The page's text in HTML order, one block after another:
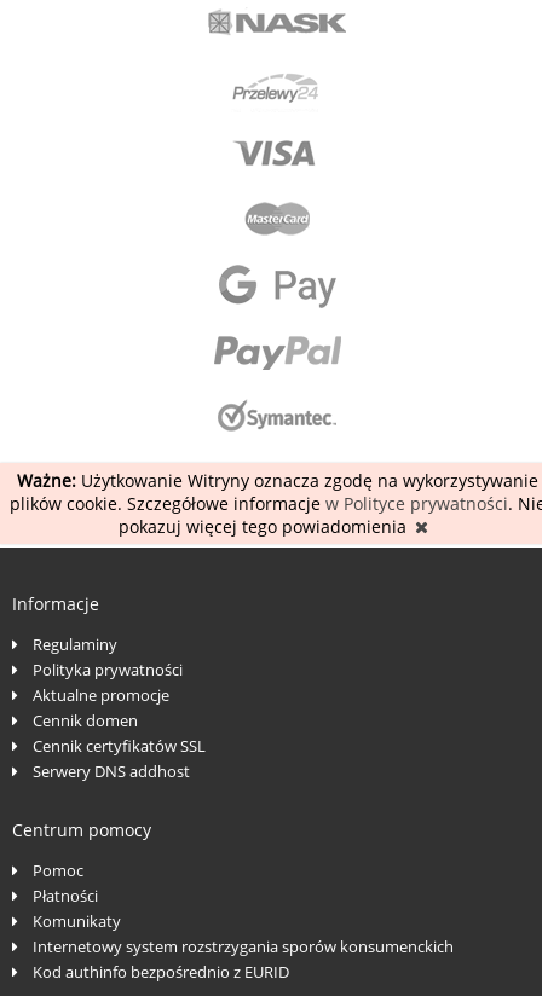
Ważne:Użytkowanie Witryny oznacza zgodę na wykorzystywanie
plików cookie. Szczegółowe informacje w Polityce prywatności.
pokazuj więcej tego powiadomienia
Informacje
Regulaminy
Polityka prywatności
Aktualne promocje
Cennik domen
Cennik certyfikatów SSL
Serwery DNS addhost
Centrum pomocy
Pomoc
Płatności
Komunikaty
Internetowy system rozstrzygania sporów konsumenckich
Kod authinfo bezpośrednio z EURID